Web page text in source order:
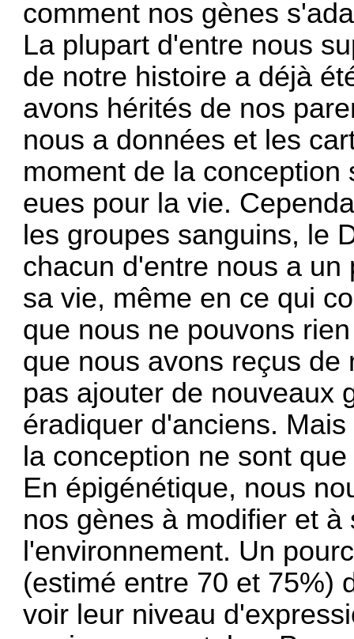
comment nos gènes
La plupart d'entre nous
de notre histoire a déjà
avons hérités de nos
nous a données et les
moment de la
eues pour la vie.
les groupes sanguins, le
chacun d'entre nous a
sa vie, même en ce qui
que nous ne pouvons
que nous avons reçus
pas ajouter de nouveaux
éradiquer d'anciens.
la conception ne sont
En épigénétique, nous
nos gènes à modifier et
l'environnement. Un
(estimé entre 70 et 75%)
voir leur niveau